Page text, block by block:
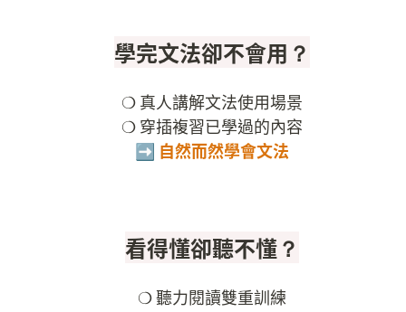
學完文法卻不會用？
❍ 真人講解文法使用場景
➡️ 自然而然學會文法
看得懂卻聽不懂？
❍ 聽力閱讀雙重訓練